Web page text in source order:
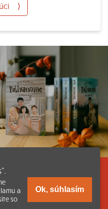
⟩
a články
Katechizmu
a
so
Ok, súhlasím